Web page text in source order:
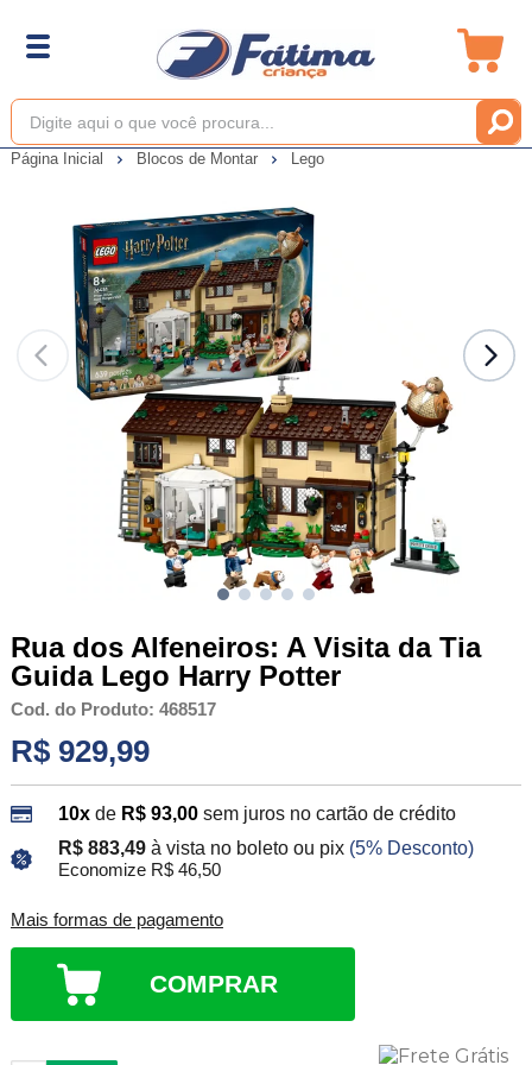
Página Inicial Blocos de Montar Lego
Rua dos Alfeneiros: A Visita da Tia
Guida Lego Harry Potter
Cod. do Produto: 468517
R$ 929,99
10xde R$ 93,00 sem juros no cartão de crédito
R$ 883,49 à vista no boleto ou pix (5% Desconto)
Economize R$ 46,50
Mais formas de pagamento
COMPRAR